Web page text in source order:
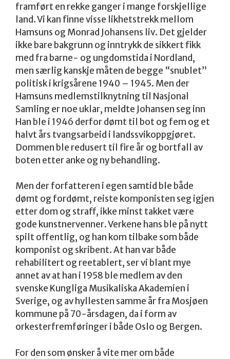
framført en rekke ganger i mange forskjellige
land. Vi kan finne visse likhetstrekk mellom
Hamsuns og Monrad Johansens liv. Det gjelder
ikke bare bakgrunn og inntrykk de sikkert fikk
med fra barne- og ungdomstida i Nordland,
men særlig kanskje måten de begge “snublet”
politisk i krigsårene 1940 – 1945. Men der
Hamsuns medlemstilknytning til Nasjonal
Samling er noe uklar, meldte Johansen seg inn
Han ble i 1946 derfor dømt til bot og fem og et
halvt års tvangsarbeid i landssvikoppgjøret.
Dommen ble redusert til fire år og bortfall av
boten etter anke og ny behandling.
Men der forfatteren i egen samtid ble både
dømt og fordømt, reiste komponisten seg igjen
etter dom og straff, ikke minst takket være
gode kunstnervenner. Verkene hans ble på nytt
spilt offentlig, og han kom tilbake som både
komponist og skribent. At han var både
rehabilitert og reetablert, ser vi blant mye
annet av at han i 1958 ble medlem av den
svenske Kungliga Musikaliska Akademien i
Sverige, og av hyllesten samme år fra Mosjøen
kommune på 70-årsdagen, da i form av
orkesterfremføringer i både Oslo og Bergen.
For den som ønsker å vite mer om både